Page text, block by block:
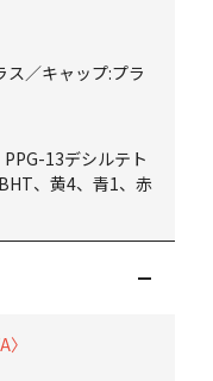
ス／キャップ:プラ
13デシルテト
、黄4、青1、赤